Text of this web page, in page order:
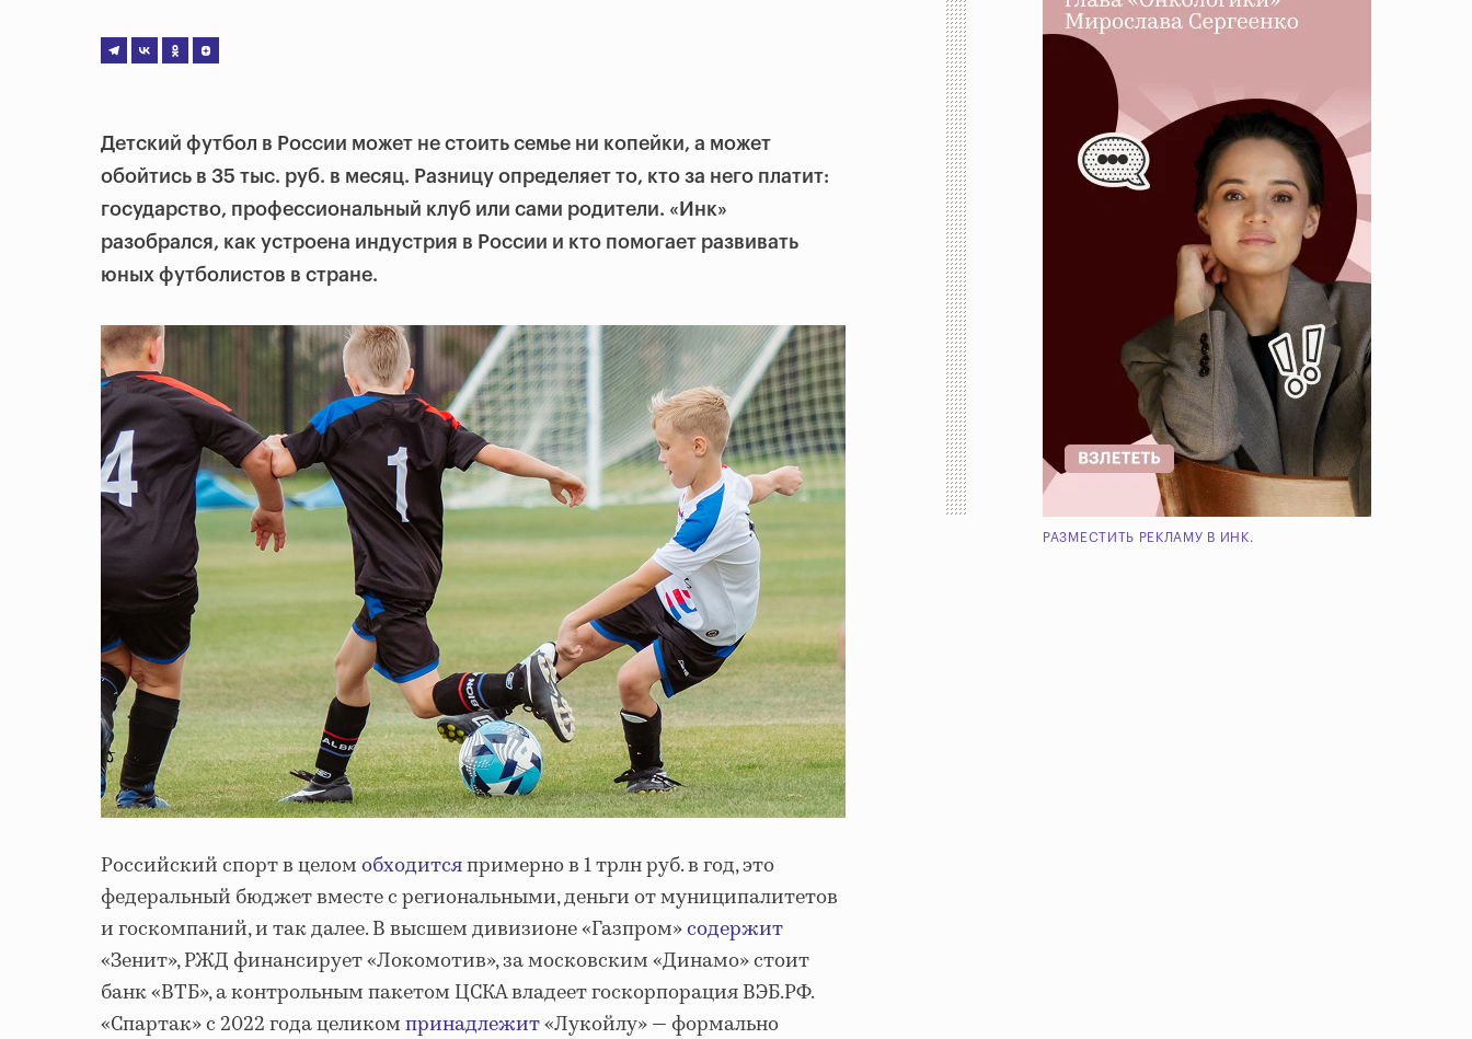
Детский футбол в России может не стоить семье ни копейки, а может
обойтись в 35 тыс. руб. в месяц. Разницу определяет то, кто за него платит:
государство, профессиональный клуб или сами родители. «Инк»
разобрался, как устроена индустрия в России и кто помогает развивать
юных футболистов в стране.
Российский спорт в целомобходитсяпримерно в 1 трлн руб. в год, это
федеральный бюджет вместе с региональными, деньги от муниципалитетов
и госкомпаний, и так далее. В высшем дивизионе «Газпром»содержит
«Зенит», РЖД финансирует «Локомотив», за московским «Динамо» стоит
банк «ВТБ», а контрольным пакетом ЦСКА владеет госкорпорация ВЭБ.РФ.
«Спартак» с 2022 года целикомпринадлежит«Лукойлу» — формально
РАЗМЕСТИТЬ РЕКЛАМУ В ИНК.